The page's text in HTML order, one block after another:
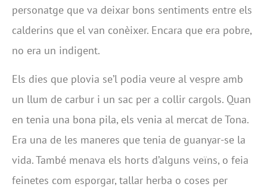
personatge que va deixar bons sentiments entre els
calderins que el van conèixer. Encara que era pobre,
no era un indigent.
Els dies que plovia se’l podia veure al vespre amb
un llum de carbur i un sac per a collir cargols. Quan
en tenia una bona pila, els venia al mercat de Tona.
Era una de les maneres que tenia de guanyar-se la
vida. També menava els horts d’alguns veïns, o feia
feinetes com esporgar, tallar herba o coses per